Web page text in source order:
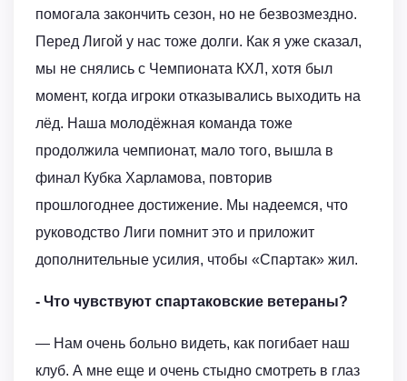
помогала закончить сезон, но не безвозмездно.
Перед Лигой у нас тоже долги. Как я уже сказал,
мы не снялись с Чемпионата КХЛ, хотя был
момент, когда игроки отказывались выходить на
лёд. Наша молодёжная команда тоже
продолжила чемпионат, мало того, вышла в
финал Кубка Харламова, повторив
прошлогоднее достижение. Мы надеемся, что
руководство Лиги помнит это и приложит
дополнительные усилия, чтобы «Спартак» жил.
- Что чувствуют спартаковские ветераны?
— Нам очень больно видеть, как погибает наш
клуб. А мне еще и очень стыдно смотреть в глаз